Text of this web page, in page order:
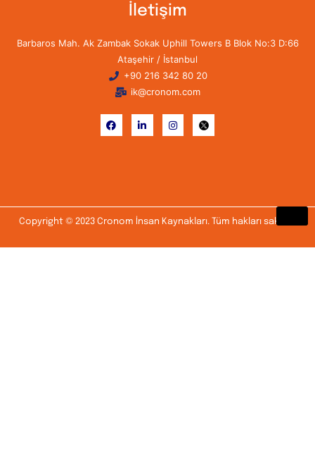
İletişim
Barbaros Mah. Ak Zambak Sokak Uphill Towers B Blok No:3 D:66
Ataşehir / İstanbul
+90 216 342 80 20
ik@cronom.com
Copyright © 2023 Cronom İnsan Kaynakları. Tüm hakları saklıdır.